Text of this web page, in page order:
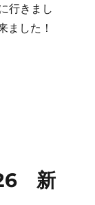
行きまし
ました！
川競艇” の
新